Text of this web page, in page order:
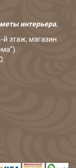
интерьера.
й этаж, магазин